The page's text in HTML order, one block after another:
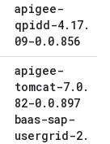
apigee-
qpidd-4. 17.
09-0. 0. 856
apigee-
tomcat-7. 0.
82-0. 0. 897
baas-sap-
usergrid-2.